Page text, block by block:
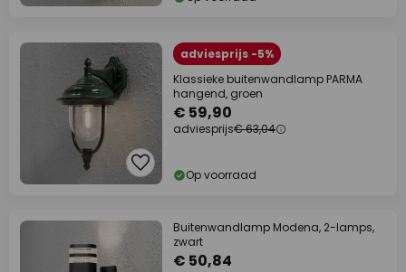
adviesprijs -5%
Klassieke buitenwandlamp PARMA
hangend, groen
€ 59,90
adviesprijs€ 63,04
Op voorraad
Buitenwandlamp Modena, 2-lamps,
zwart
€ 50,84